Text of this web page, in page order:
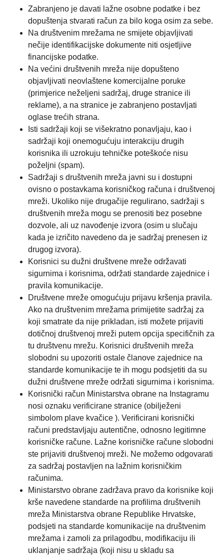
Zabranjeno je davati lažne osobne podatke i bez
dopuštenja stvarati račun za bilo koga osim za sebe.
Na društvenim mrežama ne smijete objavljivati
nečije identifikacijske dokumente niti osjetljive
financijske podatke.
Na većini društvenih mreža nije dopušteno
objavljivati neovlaštene komercijalne poruke
(primjerice neželjeni sadržaj, druge stranice ili
reklame), a na stranice je zabranjeno postavljati
oglase trećih strana.
Isti sadržaji koji se višekratno ponavljaju, kao i
sadržaji koji onemogućuju interakciju drugih
korisnika ili uzrokuju tehničke poteškoće nisu
poželjni (spam).
Sadržaji s društvenih mreža javni su i dostupni
ovisno o postavkama korisničkog računa i društvenoj
mreži. Ukoliko nije drugačije regulirano, sadržaji s
društvenih mreža mogu se prenositi bez posebne
dozvole, ali uz navođenje izvora (osim u slučaju
kada je izričito navedeno da je sadržaj prenesen iz
drugog izvora).
Korisnici su dužni društvene mreže održavati
sigurnima i korisnima, održati standarde zajednice i
pravila komunikacije.
Društvene mreže omogućuju prijavu kršenja pravila.
Ako na društvenim mrežama primijetite sadržaj za
koji smatrate da nije prikladan, isti možete prijaviti
dotičnoj društvenoj mreži putem opcija specifičnih za
tu društvenu mrežu. Korisnici društvenih mreža
slobodni su upozoriti ostale članove zajednice na
standarde komunikacije te ih mogu podsjetiti da su
dužni društvene mreže održati sigurnima i korisnima.
Korisnički račun Ministarstva obrane na Instagramu
nosi oznaku verificirane stranice (obilježeni
simbolom plave kvačice ). Verificirani korisnički
računi predstavljaju autentične, odnosno legitimne
korisničke račune. Lažne korisničke račune slobodni
ste prijaviti društvenoj mreži. Ne možemo odgovarati
za sadržaj postavljen na lažnim korisničkim
računima.
Ministarstvo obrane zadržava pravo da korisnike koji
krše navedene standarde na profilima društvenih
mreža Ministarstva obrane Republike Hrvatske,
podsjeti na standarde komunikacije na društvenim
mrežama i zamoli za prilagodbu, modifikaciju ili
uklanjanje sadržaja (koji nisu u skladu sa